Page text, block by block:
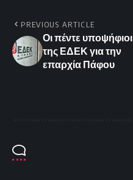
PREVIOUS ARTICLE
Οι πέντε υποψήφιοι
της ΕΔΕΚ για την
επαρχία Πάφου